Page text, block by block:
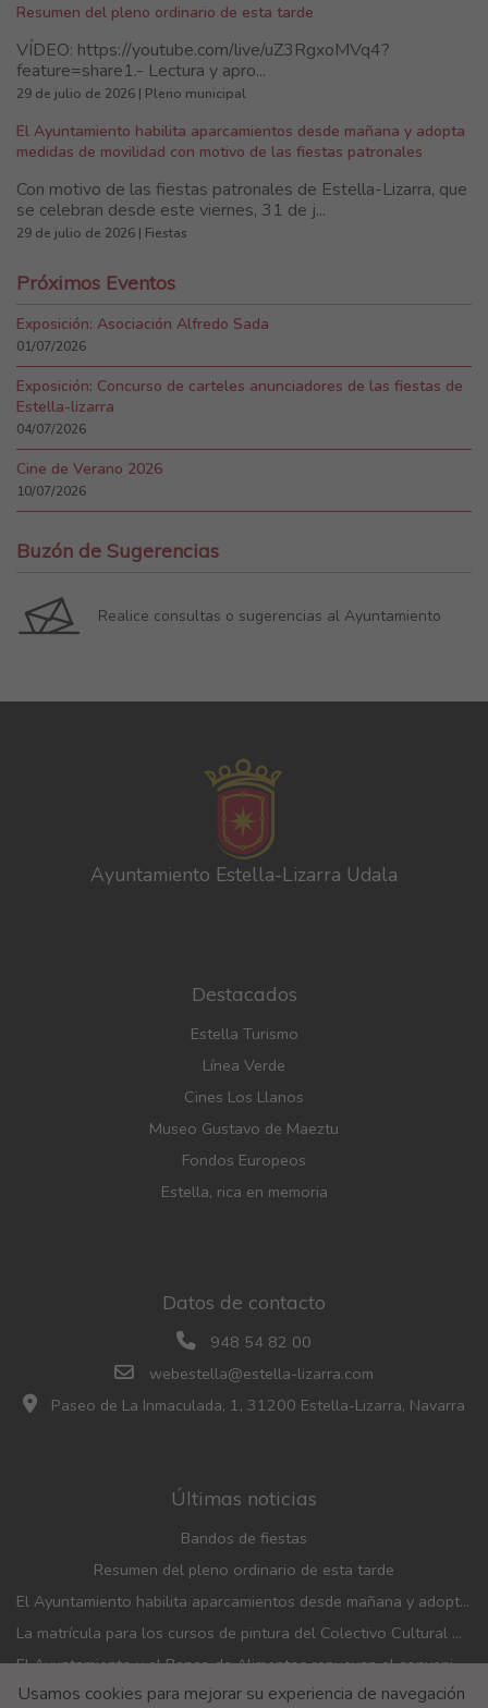
Resumen del pleno ordinario de esta tarde
VÍDEO: https://youtube.com/live/uZ3RgxoMVq4?
feature=share1.- Lectura y apro...
29 de julio de 2026 | Pleno municipal
El Ayuntamiento habilita aparcamientos desde mañana y adopta
medidas de movilidad con motivo de las fiestas patronales
Con motivo de las fiestas patronales de Estella-Lizarra, que
se celebran desde este viernes, 31 de j...
29 de julio de 2026 | Fiestas
Próximos Eventos
Exposición: Asociación Alfredo Sada
01/07/2026
Exposición: Concurso de carteles anunciadores de las fiestas de
Estella-lizarra
04/07/2026
Cine de Verano 2026
10/07/2026
Buzón de Sugerencias
Realice consultas o sugerencias al Ayuntamiento
Ayuntamiento Estella-Lizarra Udala
Destacados
Estella Turismo
Línea Verde
Cines Los Llanos
Museo Gustavo de Maeztu
Fondos Europeos
Estella, rica en memoria
Datos de contacto
948 54 82 00
webestella@estella-lizarra.com
Paseo de La Inmaculada, 1, 31200 Estella-Lizarra, Navarra
Últimas noticias
Bandos de fiestas
Resumen del pleno ordinario de esta tarde
El Ayuntamiento habilita aparcamientos desde mañana y adopta medidas de movilidad con motivo de las fiestas patronales
La matrícula para los cursos de pintura del Colectivo Cultural Almudí se abrirá del 1 al 4 de septiembre
El Ayuntamiento y el Banco de Alimentos renuevan el convenio de financiación de la entidad
El Ayuntamiento entrega los pañuelicos rojos de fiestas a los bebés nacidos en 2025
Usamos cookies para mejorar su experiencia de navegación